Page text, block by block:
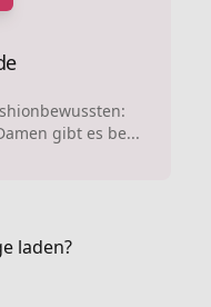
gibt es be...
laden?